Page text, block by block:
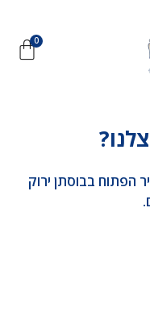
הפתוח בבוסתן ירוק